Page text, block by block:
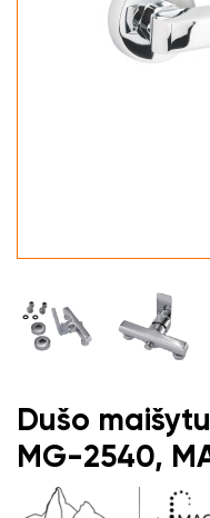
Dušo
MG-2540,